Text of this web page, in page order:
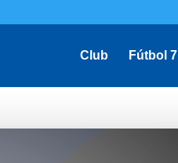
Club Fútbol 7